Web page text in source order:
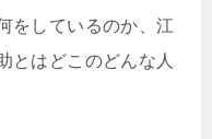
をしているのか、江
とはどこのどんな人